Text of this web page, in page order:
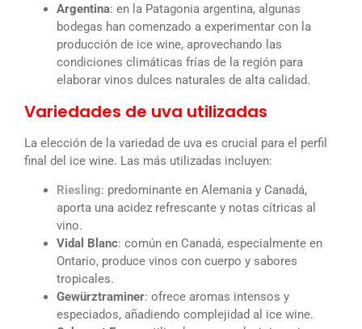
Argentina: en la Patagonia argentina, algunas
bodegas han comenzado a experimentar con la
producción de ice wine, aprovechando las
condiciones climáticas frías de la región para
elaborar vinos dulces naturales de alta calidad.
Variedades de uva utilizadas
La elección de la variedad de uva es crucial para el perfil
final del ice wine. Las más utilizadas incluyen:
Riesling: predominante en Alemania y Canadá,
aporta una acidez refrescante y notas cítricas al
vino.
Vidal Blanc: común en Canadá, especialmente en
Ontario, produce vinos con cuerpo y sabores
tropicales.
Gewürztraminer: ofrece aromas intensos y
especiados, añadiendo complejidad al ice wine.